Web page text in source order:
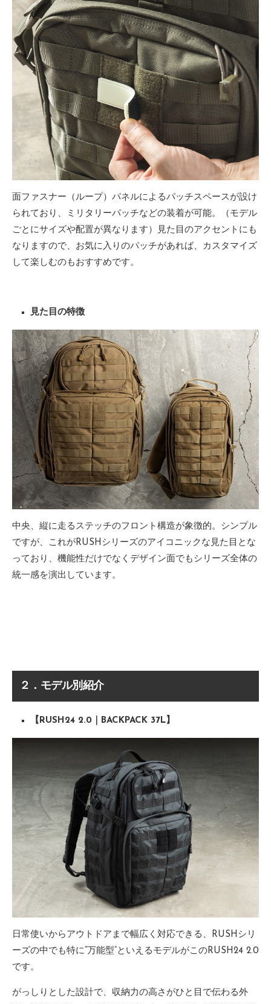
面ファスナー（ループ）パネルによるパッチスペースが設け
られており、ミリタリーパッチなどの装着が可能。（モデル
ごとにサイズや配置が異なります）見た目のアクセントにも
なりますので、お気に入りのパッチがあれば、カスタマイズ
して楽しむのもおすすめです。
見た目の特徴
中央、縦に走るステッチのフロント構造が象徴的。シンプル
ですが、これがRUSHシリーズのアイコニックな見た目とな
っており、機能性だけでなくデザイン面でもシリーズ全体の
統一感を演出しています。
２．モデル別紹介
【RUSH24 2.0｜BACKPACK 37L】
日常使いからアウトドアまで幅広く対応できる、RUSHシリ
ーズの中でも特に“万能型”といえるモデルがこのRUSH24 2.0
です。
がっしりとした設計で、収納力の高さがひと目で伝わる外